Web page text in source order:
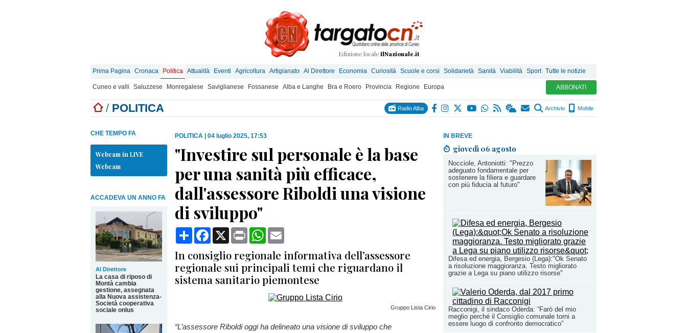
Edizione locale IlNazionale.it
Prima Pagina Cronaca Politica Attualità Eventi Agricoltura Artigianato Al Direttore Economia Curiosità Scuole e corsi Solidarietà Sanità Viabilità Sport Tutte le notizie
Cuneo e valli Saluzzese Monregalese Saviglianese Fossanese Alba e Langhe Bra e Roero Provincia Regione Europa ABBONATI
/ POLITICA Radio Alba Archivio Mobile
IN BREVE
giovedì 06 agosto
Nocciole, Antoniotti: "Prezzo
adeguato fondamentale per
sostenere la filiera e guardare
con più fiducia al futuro"
Difesa ed energia, Bergesio (Lega):"Ok Senato
a risoluzione maggioranza. Testo migliorato
grazie a Lega su piano utilizzo risorse"
Racconigi, il sindaco Oderda: “Farò del mio
meglio perché il Consiglio comunale torni a
essere luogo di confronto democratico”
CHE TEMPO FA
Webcam in LIVE
Webcam
ACCADEVA UN ANNO FA
Al Direttore
La casa di riposo di
Montà cambia
gestione, assegnata
alla Nuova assistenza-
Società cooperativa
sociale onlus
POLITICA 04 luglio 2025, 17:53
"Investire sul personale è la base
per una sanità più efficace,
dall'assessore Riboldi una visione
di sviluppo"
CondividiFacebook
X Print WhatsApp
In consiglio regionale informativa dell’assessore
regionale sui principali temi che riguardano il
sistema sanitario piemontese
Gruppo Lista Cirio
“L’assessore Riboldi oggi ha delineato una visione di sviluppo che